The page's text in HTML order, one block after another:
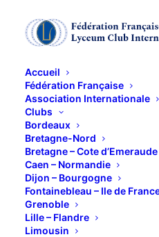
Accueil
Fédération Française
Association Internationale
Clubs
Bordeaux
Bretagne-Nord
Bretagne – Cote d’Emeraude
Caen – Normandie
Dijon – Bourgogne
Fontainebleau – Ile de
Grenoble
Lille – Flandre
Limousin
LE